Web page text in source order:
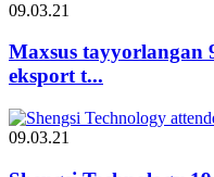
09.03.21
Maxsus tayyorlangan
eksport t...
09.03.21